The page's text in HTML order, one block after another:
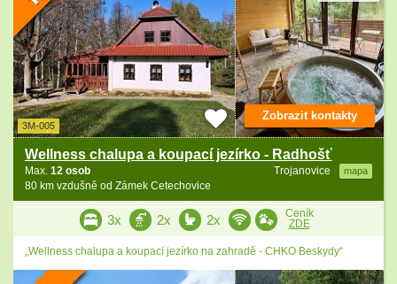
3M-005
Wellness chalupa a koupací jezírko - Radhošť
Trojanovice mapa
Max. 12 osob
80 km vzdušně od Zámek Cetechovice
Zobrazit kontakty
3x 2x 2x
Ceník
ZDE
„Wellness chalupa a koupací jezírko na zahradě - CHKO Beskydy“